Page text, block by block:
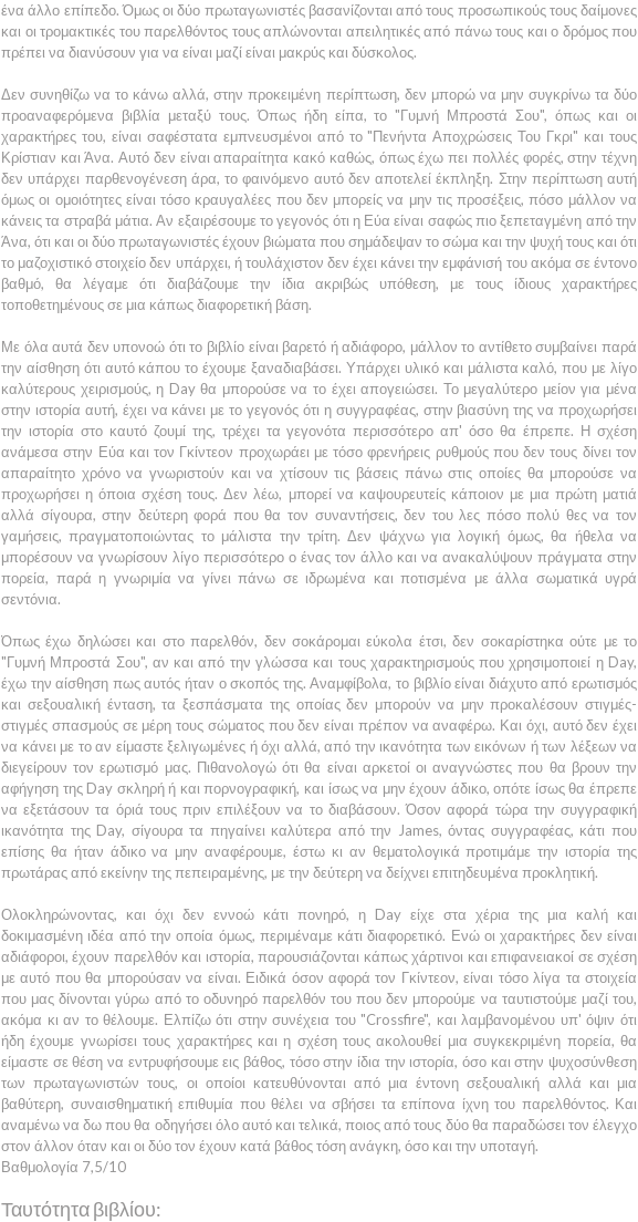
ένα άλλο επίπεδο. Όμως οι δύο πρωταγωνιστές βασανίζονται από τους προσωπικούς τους δαίμονες
και οι τρομακτικές του παρελθόντος τους απλώνονται απειλητικές από πάνω τους και ο δρόμος που
πρέπει να διανύσουν για να είναι μαζί είναι μακρύς και δύσκολος.
Δεν συνηθίζω να το κάνω αλλά, στην προκειμένη περίπτωση, δεν μπορώ να μην συγκρίνω τα δύο
προαναφερόμενα βιβλία μεταξύ τους. Όπως ήδη είπα, το "Γυμνή Μπροστά Σου", όπως και οι
χαρακτήρες του, είναι σαφέστατα εμπνευσμένοι από το "Πενήντα Αποχρώσεις Του Γκρι" και τους
Κρίστιαν και Άνα. Αυτό δεν είναι απαραίτητα κακό καθώς, όπως έχω πει πολλές φορές, στην τέχνη
δεν υπάρχει παρθενογένεση άρα, το φαινόμενο αυτό δεν αποτελεί έκπληξη. Στην περίπτωση αυτή
όμως οι ομοιότητες είναι τόσο κραυγαλέες που δεν μπορείς να μην τις προσέξεις, πόσο μάλλον να
κάνεις τα στραβά μάτια. Αν εξαιρέσουμε το γεγονός ότι η Εύα είναι σαφώς πιο ξεπεταγμένη από την
Άνα, ότι και οι δύο πρωταγωνιστές έχουν βιώματα που σημάδεψαν το σώμα και την ψυχή τους και ότι
το μαζοχιστικό στοιχείο δεν υπάρχει, ή τουλάχιστον δεν έχει κάνει την εμφάνισή του ακόμα σε έντονο
βαθμό, θα λέγαμε ότι διαβάζουμε την ίδια ακριβώς υπόθεση, με τους ίδιους χαρακτήρες
τοποθετημένους σε μια κάπως διαφορετική βάση.
Με όλα αυτά δεν υπονοώ ότι το βιβλίο είναι βαρετό ή αδιάφορο, μάλλον το αντίθετο συμβαίνει παρά
την αίσθηση ότι αυτό κάπου το έχουμε ξαναδιαβάσει. Υπάρχει υλικό και μάλιστα καλό, που με λίγο
καλύτερους χειρισμούς, η Dayθα μπορούσε να το έχει απογειώσει. Το μεγαλύτερο μείον για μένα
στην ιστορία αυτή, έχει να κάνει με το γεγονός ότι η συγγραφέας, στην βιασύνη της να προχωρήσει
την ιστορία στο καυτό ζουμί της, τρέχει τα γεγονότα περισσότερο απ' όσο θα έπρεπε. Η σχέση
ανάμεσα στην Εύα και τον Γκίντεον προχωράει με τόσο φρενήρεις ρυθμούς που δεν τους δίνει τον
απαραίτητο χρόνο να γνωριστούν και να χτίσουν τις βάσεις πάνω στις οποίες θα μπορούσε να
προχωρήσει η όποια σχέση τους. Δεν λέω, μπορεί να καψουρευτείς κάποιον με μια πρώτη ματιά
αλλά σίγουρα, στην δεύτερη φορά που θα τον συναντήσεις, δεν του λες πόσο πολύ θες να τον
γαμήσεις, πραγματοποιώντας το μάλιστα την τρίτη. Δεν ψάχνω για λογική όμως, θα ήθελα να
μπορέσουν να γνωρίσουν λίγο περισσότερο ο ένας τον άλλο και να ανακαλύψουν πράγματα στην
πορεία, παρά η γνωριμία να γίνει πάνω σε ιδρωμένα και ποτισμένα με άλλα σωματικά υγρά
σεντόνια.
Όπως έχω δηλώσει και στο παρελθόν, δεν σοκάρομαι εύκολα έτσι, δεν σοκαρίστηκα ούτε με το
"Γυμνή Μπροστά Σου", αν και από την γλώσσα και τους χαρακτηρισμούς που χρησιμοποιεί η Day,
έχω την αίσθηση πως αυτός ήταν ο σκοπός της. Αναμφίβολα, το βιβλίο είναι διάχυτο από ερωτισμός
και σεξουαλική ένταση, τα ξεσπάσματα της οποίας δεν μπορούν να μην προκαλέσουν στιγμές-
στιγμές σπασμούς σε μέρη τους σώματος που δεν είναι πρέπον να αναφέρω. Και όχι, αυτό δεν έχει
να κάνει με το αν είμαστε ξελιγωμένες ή όχι αλλά, από την ικανότητα των εικόνων ή των λέξεων να
διεγείρουν τον ερωτισμό μας. Πιθανολογώ ότι θα είναι αρκετοί οι αναγνώστες που θα βρουν την
αφήγηση της Day σκληρή ή και πορνογραφική, και ίσως να μην έχουν άδικο, οπότε ίσως θα έπρεπε
να εξετάσουν τα όριά τους πριν επιλέξουν να το διαβάσουν. Όσον αφορά τώρα την συγγραφική
ικανότητα της Day, σίγουρα τα πηγαίνει καλύτερα από την James,όντας συγγραφέας, κάτι που
επίσης θα ήταν άδικο να μην αναφέρουμε, έστω κι αν θεματολογικά προτιμάμε την ιστορία της
πρωτάρας από εκείνην της πεπειραμένης, με την δεύτερη να δείχνει επιτηδευμένα προκλητική.
Ολοκληρώνοντας, και όχι δεν εννοώ κάτι πονηρό, η Day είχε στα χέρια της μια καλή και
δοκιμασμένη ιδέα από την οποία όμως, περιμέναμε κάτι διαφορετικό. Ενώ οι χαρακτήρες δεν είναι
αδιάφοροι, έχουν παρελθόν και ιστορία, παρουσιάζονται κάπως χάρτινοι και επιφανειακοί σε σχέση
με αυτό που θα μπορούσαν να είναι. Ειδικά όσον αφορά τον Γκίντεον, είναι τόσο λίγα τα στοιχεία
που μας δίνονται γύρω από το οδυνηρό παρελθόν του που δεν μπορούμε να ταυτιστούμε μαζί του,
ακόμα κι αν το θέλουμε. Ελπίζω ότι στην συνέχεια του "Crossfire", και λαμβανομένου υπ' όψιν ότι
ήδη έχουμε γνωρίσει τους χαρακτήρες και η σχέση τους ακολουθεί μια συγκεκριμένη πορεία, θα
είμαστε σε θέση να εντρυφήσουμε εις βάθος, τόσο στην ίδια την ιστορία, όσο και στην ψυχοσύνθεση
των πρωταγωνιστών τους, οι οποίοι κατευθύνονται από μια έντονη σεξουαλική αλλά και μια
βαθύτερη, συναισθηματική επιθυμία που θέλει να σβήσει τα επίπονα ίχνη του παρελθόντος. Και
αναμένω να δω που θα οδηγήσει όλο αυτό και τελικά, ποιος από τους δύο θα παραδώσει τον έλεγχο
στον άλλον όταν και οι δύο τον έχουν κατά βάθος τόση ανάγκη, όσο και την υποταγή.
Βαθμολογία 7,5/10
Ταυτότητα βιβλίου: